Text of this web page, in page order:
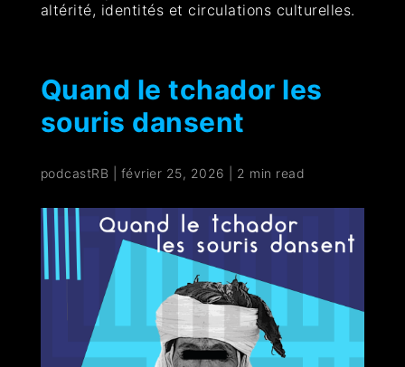
altérité, identités et circulations culturelles.
Quand le tchador les
souris dansent
podcastRB février 25, 2026 2 min read